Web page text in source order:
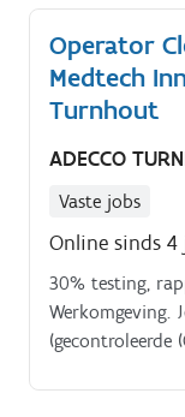
Operator
Medtech
Turnhout
ADECCO
Vaste jobs
Online sinds 4
30% testing,
Werkomgeving.
(gecontroleerde
productie in